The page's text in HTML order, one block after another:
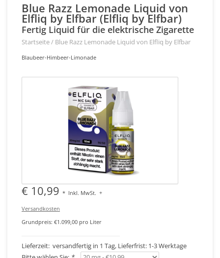
Blue Razz Lemonade Liquid von
Elfliq by Elfbar (Elfliq by Elfbar)
Fertig Liquid für die elektrische Zigarette
Startseite/ Blue Razz Lemonade Liquid von Elfliq by Elfbar
Blaubeer-Himbeer-Limonade
€ 10,99 * Inkl. MwSt. +
Versandkosten
Grundpreis: €1.099,00 pro Liter
Lieferzeit: versandfertig in 1 Tag, Lieferfrist: 1-3 Werktage